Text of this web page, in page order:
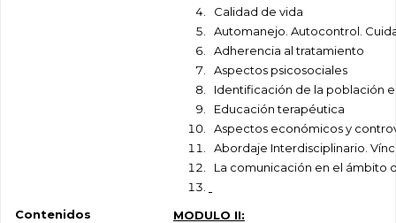
Contenidos
Calidad de vida
Automanejo. Autocontrol.
Adherencia al tratamiento
Aspectos psicosociales
Identificación de la población
Educación terapéutica
Aspectos económicos y
Abordaje Interdisciplinario.
La comunicación en el ámbito
MODULO II: